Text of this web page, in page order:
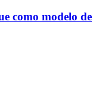
como modelo de